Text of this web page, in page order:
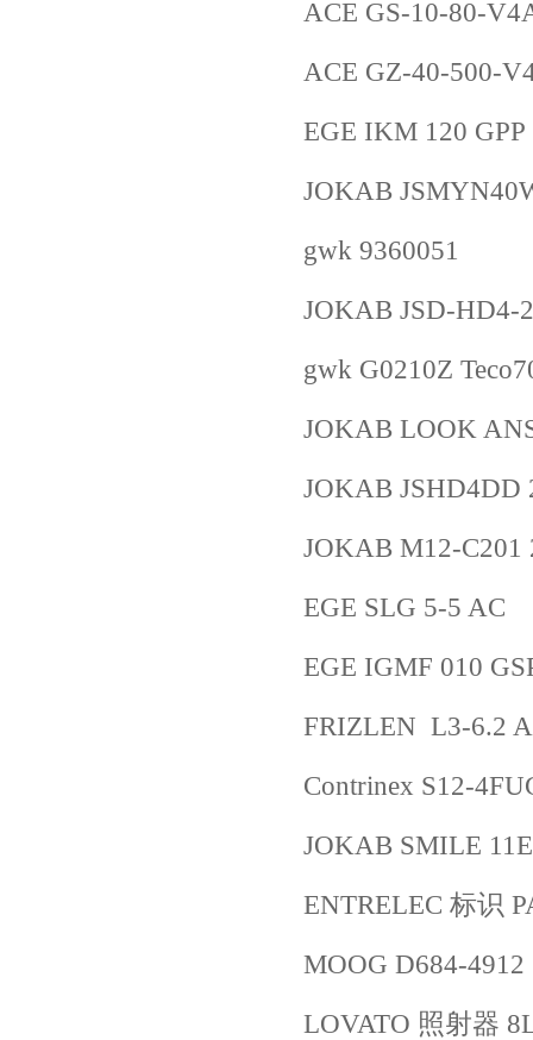
ACE GS-10-80-
ACE GZ-40-500-
EGE IKM 120 GPP
JOKAB
gwk 9360051
JOKAB JSD-HD4-
gwk G0210Z
JOKAB LOOK
JOKAB JSHD4DD
JOKAB M12-C201
EGE SLG 5-5 AC
EGE IGMF 010
FRIZLEN L3-6.2
Contrinex S12-
JOKAB SMILE
ENTRELEC 标识
MOOG D684-4912
LOVATO 照射器